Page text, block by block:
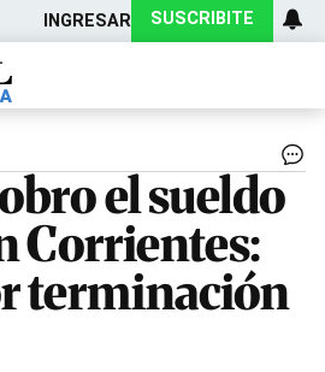
INGRESAR SUSCRIBITE
el sueldo
Corrientes:
terminación